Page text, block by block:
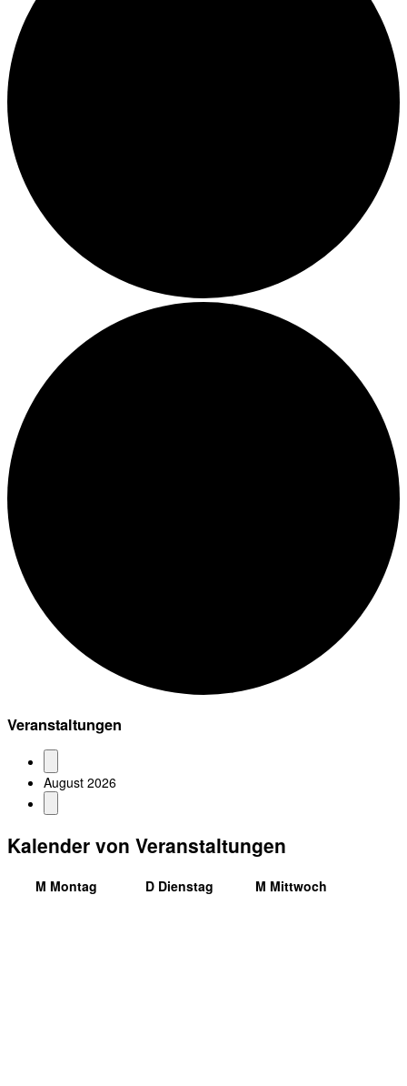
Veranstaltungen
August 2026
Kalender von Veranstaltungen
M Montag D Dienstag M Mittwoch